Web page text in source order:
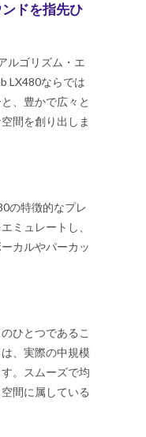
ドを指先ひ
ルゴリズム・エ
LX480ならでは
、豊かで広々と
間を創り出しま
の特徴的なプレ
ミュレートし、
カルやパーカッ
ひとつであるこ
、実際の中規模
。スムーズで均
間に属している